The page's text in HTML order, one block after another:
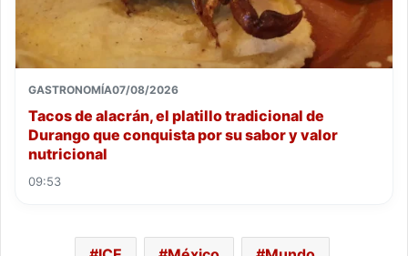
GASTRONOMÍA07/08/2026
Tacos de alacrán, el platillo tradicional de
Durango que conquista por su sabor y valor
nutricional
09:53